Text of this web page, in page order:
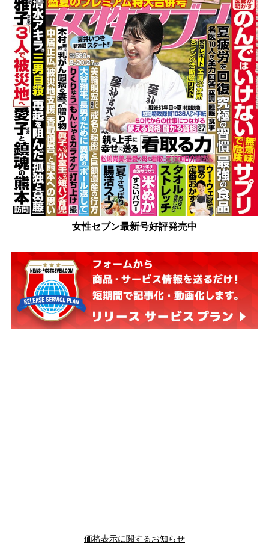
女性セブン最新号好評発売中
価格表示に関するお知らせ